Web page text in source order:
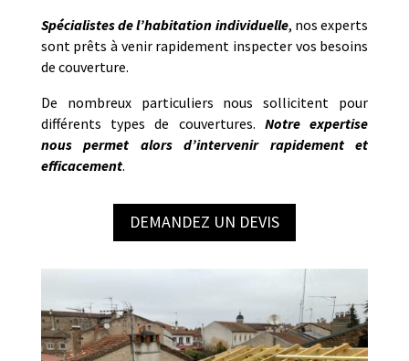
Spécialistes de l’habitation individuelle, nos experts
sont prêts à venir rapidement inspecter vos besoins
de couverture.
De nombreux particuliers nous sollicitent pour
différents types de couvertures. Notre expertise
nous permet alors d’intervenir rapidement et
efficacement.
DEMANDEZ UN DEVIS